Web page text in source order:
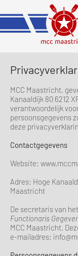
MCC Maastricht,
Kanaaldijk 80 6212
verantwoordelijk
persoonsgegevens
deze
Contactgegevens
Website:
Adres: Hoge
Maastricht
De secretaris van
Functionaris
MCC Maastricht.
e-mailadres: